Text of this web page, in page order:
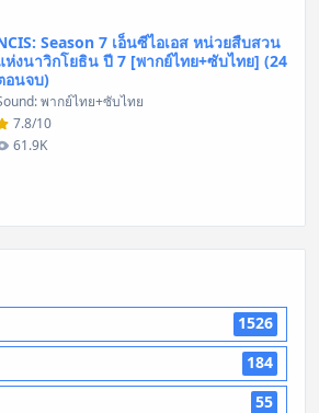
Season 7 เอ็นซีไอเอส หน่วยสืบสวน
ห่งนาวิกโยธิน ปี 7 [พากย์ไทย+ซับไทย] (24
อนจบ)
พากย์ไทย+ซับไทย
7.8/10
61.9K
1526
184
55